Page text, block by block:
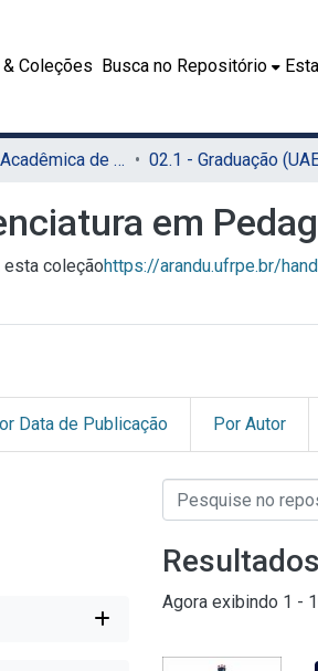
Coleções Busca no Repositório
02. Unidade Acadêmica de Educação a Distância e Tecnologia (UAEADTec)
em
esta coleçãohttps://arandu.ufrpe.br/
Data de Publicação Por Autor
Agora exibindo 1 -